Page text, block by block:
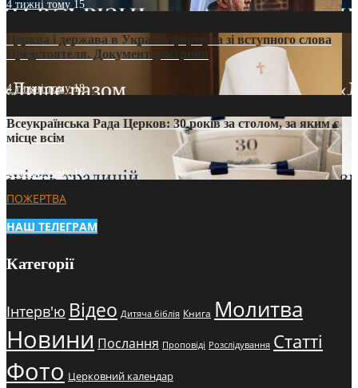
4 тижні тому 15
Церква і держава в Україні: формула зі вступного слова
Предстоятеля. Документ доктрини
4 тижні тому18
Всеукраїнська Рада Церков: 30 років за столом, за яким є
місце всім
4 тижні тому16
ПОЖЕРТВА
НАШ ТЕЛЕГРАМ
Категорії
Інтерв'ю Відео Дитяча біблія Книга Молитва
Новини Послання Проповіді Розслідування Статті
Фото Церковний календар